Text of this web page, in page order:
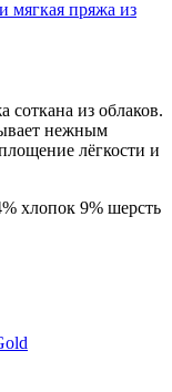
из облаков.
нежным
лёгкости и
хлопок 9% шерсть